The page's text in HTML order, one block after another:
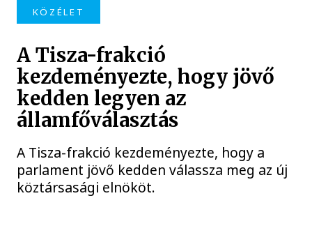
KÖZÉLET
A Tisza-frakció
kezdeményezte, hogy jövő
kedden legyen az
államfőválasztás
A Tisza-frakció kezdeményezte, hogy a
parlament jövő kedden válassza meg az új
köztársasági elnököt.